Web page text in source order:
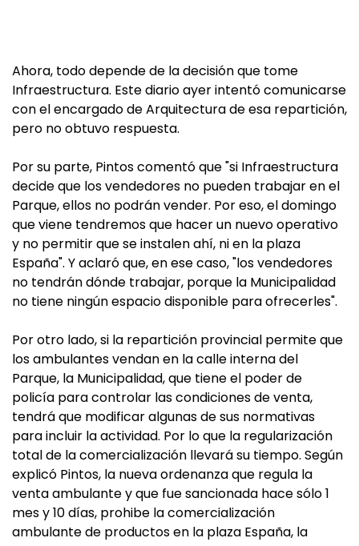
Ahora, todo depende de la decisión que tome
Infraestructura. Este diario ayer intentó comunicarse
con el encargado de Arquitectura de esa repartición,
pero no obtuvo respuesta.
Por su parte, Pintos comentó que "si Infraestructura
decide que los vendedores no pueden trabajar en el
Parque, ellos no podrán vender. Por eso, el domingo
que viene tendremos que hacer un nuevo operativo
y no permitir que se instalen ahí, ni en la plaza
España". Y aclaró que, en ese caso, "los vendedores
no tendrán dónde trabajar, porque la Municipalidad
no tiene ningún espacio disponible para ofrecerles".
Por otro lado, si la repartición provincial permite que
los ambulantes vendan en la calle interna del
Parque, la Municipalidad, que tiene el poder de
policía para controlar las condiciones de venta,
tendrá que modificar algunas de sus normativas
para incluir la actividad. Por lo que la regularización
total de la comercialización llevará su tiempo. Según
explicó Pintos, la nueva ordenanza que regula la
venta ambulante y que fue sancionada hace sólo 1
mes y 10 días, prohibe la comercialización
ambulante de productos en la plaza España, la